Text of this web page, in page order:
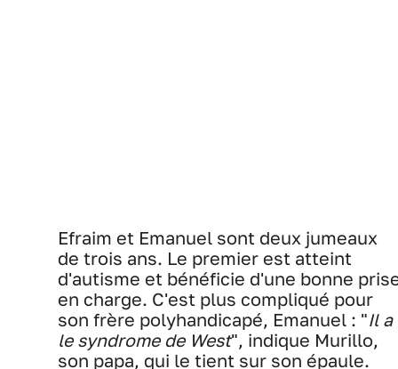
Efraim et Emanuel sont deux jumeaux
de trois ans. Le premier est atteint
d'autisme et bénéficie d'une bonne
en charge. C'est plus compliqué pour
son frère polyhandicapé, Emanuel : "Il a
le syndrome de West", indique Murillo,
son papa, qui le tient sur son épaule.